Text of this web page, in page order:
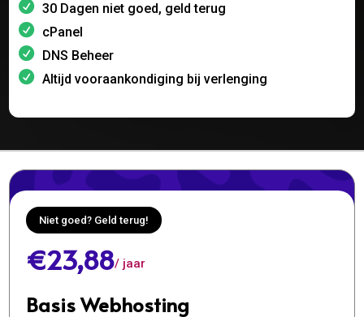
30 Dagen niet goed, geld terug
cPanel
DNS Beheer
Altijd vooraankondiging bij verlenging
Niet goed? Geld terug!
€23,88/ jaar
Basis Webhosting